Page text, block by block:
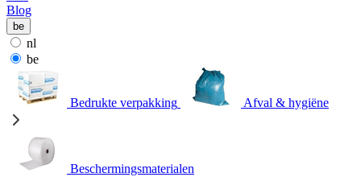
Blog
be
nl
be
Bedrukte verpakking Afval & hygiëne
Beschermingsmaterialen